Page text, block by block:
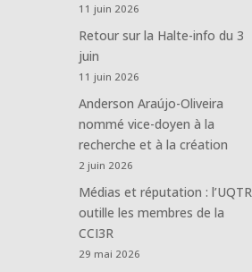
11 juin 2026
Retour sur la Halte-info du 3
juin
11 juin 2026
Anderson Araújo-Oliveira
nommé vice-doyen à la
recherche et à la création
2 juin 2026
Médias et réputation : l’UQTR
outille les membres de la
CCI3R
29 mai 2026